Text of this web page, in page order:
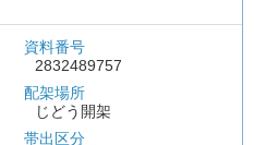
資料番号
2832489757
配架場所
じどう開架
帯出区分